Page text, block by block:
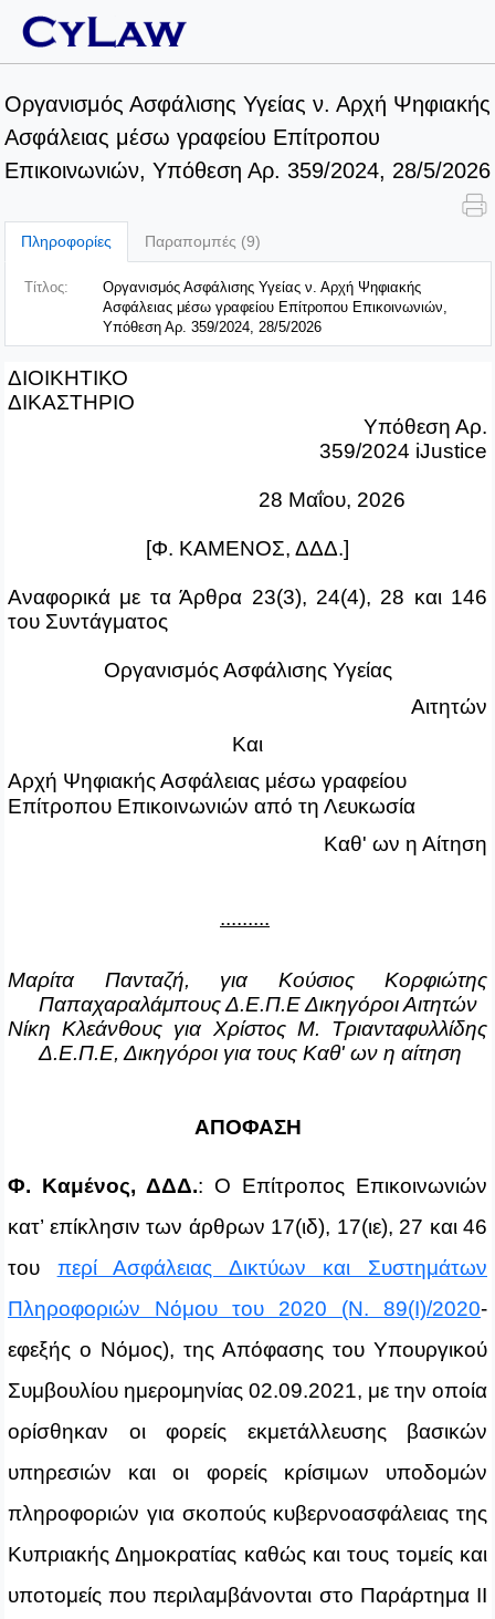
Οργανισμός Ασφάλισης Υγείας ν. Αρχή Ψηφιακής
Ασφάλειας μέσω γραφείου Επίτροπου
Επικοινωνιών, Υπόθεση Αρ. 359/2024, 28/5/2026
Πληροφορίες Παραπομπές (9)
Τίτλος:
Οργανισμός Ασφάλισης Υγείας ν. Αρχή Ψηφιακής
Ασφάλειας μέσω γραφείου Επίτροπου Επικοινωνιών,
Υπόθεση Αρ. 359/2024, 28/5/2026
ΔΙΟΙΚΗΤΙΚΟ
ΔΙΚΑΣΤΗΡΙΟ
Υπόθεση Αρ.
359/2024 iJustice
28 Μαΐου, 2026
[Φ. ΚΑΜΕΝΟΣ, ΔΔΔ.]
Αναφορικά με τα Άρθρα 23(3), 24(4), 28 και 146
του Συντάγματος
Οργανισμός Ασφάλισης Υγείας
Αιτητών
Και
Αρχή Ψηφιακής Ασφάλειας μέσω γραφείου
Επίτροπου Επικοινωνιών από τη Λευκωσία
Καθ' ων η Αίτηση
.........
Μαρίτα Πανταζή, για Κούσιος Κορφιώτης
Παπαχαραλάμπους Δ.Ε.Π.Ε Δικηγόροι Αιτητών
Νίκη Κλεάνθους για Χρίστος Μ. Τριανταφυλλίδης
Δ.Ε.Π.Ε, Δικηγόροι για τους Καθ' ων η αίτηση
ΑΠΟΦΑΣΗ
Φ. Καμένος, ΔΔΔ.: Ο Επίτροπος Επικοινωνιών
κατ’ επίκλησιν των άρθρων 17(ιδ), 17(ιε), 27 και 46
του περί Ασφάλειας Δικτύων και Συστημάτων
Πληροφοριών Νόμου του 2020 (Ν. 89(Ι)/2020-
εφεξής ο Νόμος), της Απόφασης του Υπουργικού
Συμβουλίου ημερομηνίας 02.09.2021, με την οποία
ορίσθηκαν οι φορείς εκμετάλλευσης βασικών
υπηρεσιών και οι φορείς κρίσιμων υποδομών
πληροφοριών για σκοπούς κυβερνοασφάλειας της
Κυπριακής Δημοκρατίας καθώς και τους τομείς και
υποτομείς που περιλαμβάνονται στο Παράρτημα II